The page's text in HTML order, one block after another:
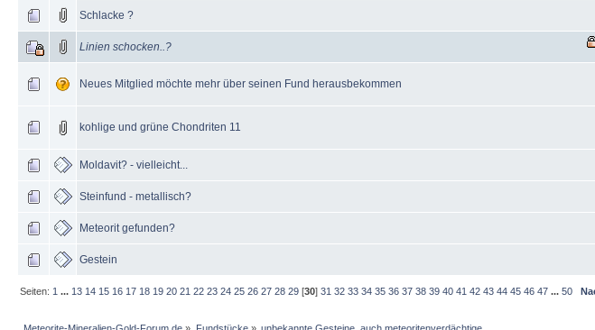
Schlacke ?
Linien schocken..?
Neues Mitglied möchte mehr über seinen Fund herausbekommen
kohlige und grüne Chondriten 11
Moldavit? - vielleicht...
Steinfund - metallisch?
Meteorit gefunden?
Gestein
Seiten: 1 ... 13 14 15 16 17 18 19 20 21 22 23 24 25 26 27 28 29 [30]31 32 33 34 35 36 37 38 39 40 41 42 43 44 45 46 47 ...50